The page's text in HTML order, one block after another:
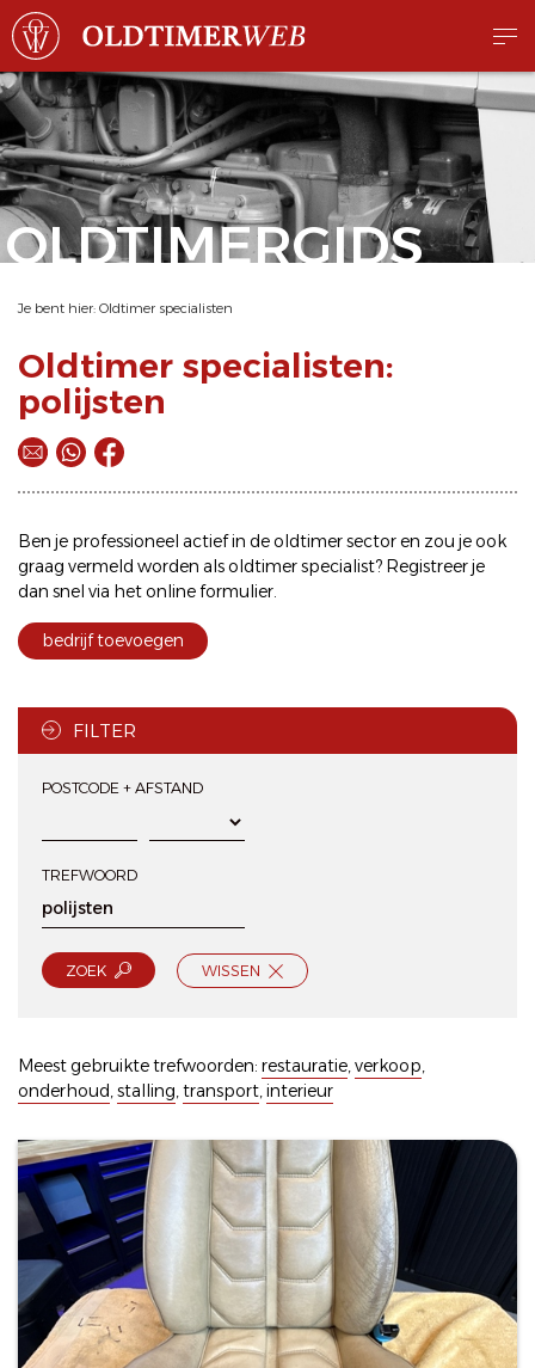
OLDTIMERGIDS
Je bent hier: Oldtimer specialisten
Oldtimer specialisten:
polijsten
Ben je professioneel actief in de oldtimer sector en zou je ook
graag vermeld worden als oldtimer specialist? Registreer je
dan snel via hetonline formulier.
bedrijf toevoegen
FILTER
POSTCODE + AFSTAND
TREFWOORD
ZOEK WISSEN
Meest gebruikte trefwoorden: restauratie,verkoop,
onderhoud,stalling,transport,interieur